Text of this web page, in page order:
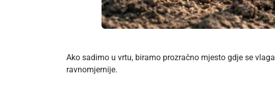
Ako sadimo u vrtu, biramo prozračno mjesto gdje se
ravnomjernije.